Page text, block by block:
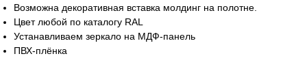
Возможна декоративная вставка молдинг на полотне.
Цвет любой по каталогу RAL
Устанавливаем зеркало на МДФ-панель
ПВХ-плёнка